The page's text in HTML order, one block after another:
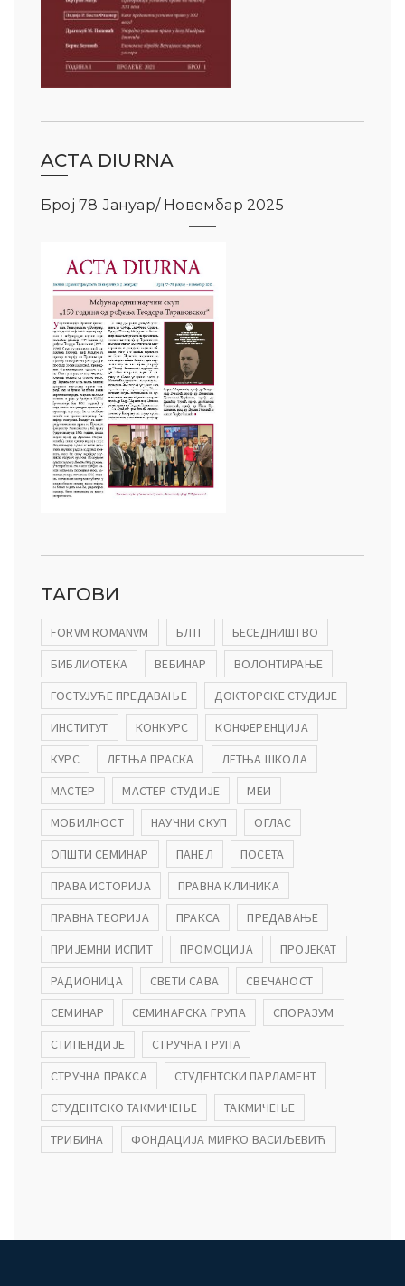
ACTA DIURNA
Број 78 Јануар/ Новембар 2025
ТАГОВИ
FORVM ROMANVM БЛТГ
БЕСЕДНИШТВО
БИБЛИОТЕКА
ВЕБИНАР
ВОЛОНТИРАЊЕ
ГОСТУЈУЋЕ ПРЕДАВАЊЕ
ДОКТОРСКЕ СТУДИЈЕ
ИНСТИТУТ
КОНКУРС
КОНФЕРЕНЦИЈА
КУРС
ЛЕТЊА ПРАСКА
ЛЕТЊА ШКОЛА
МАСТЕР
МАСТЕР СТУДИЈЕ
МЕИ
МОБИЛНОСТ
НАУЧНИ СКУП
ОГЛАС
ОПШТИ СЕМИНАР
ПАНЕЛ
ПОСЕТА
ПРАВА ИСТОРИЈА
ПРАВНА КЛИНИКА
ПРАВНА ТЕОРИЈА
ПРАКСА
ПРЕДАВАЊЕ
ПРИЈЕМНИ ИСПИТ
ПРОМОЦИЈА
ПРОЈЕКАТ
РАДИОНИЦА
СВЕТИ САВА
СВЕЧАНОСТ
СЕМИНАР
СЕМИНАРСКА ГРУПА
СПОРАЗУМ
СТИПЕНДИЈЕ
СТРУЧНА ГРУПА
СТРУЧНА ПРАКСА
СТУДЕНТСКИ ПАРЛАМЕНТ
СТУДЕНТСКО ТАКМИЧЕЊЕ
ТАКМИЧЕЊЕ
ТРИБИНА
ФОНДАЦИЈА МИРКО ВАСИЉЕВИЋ